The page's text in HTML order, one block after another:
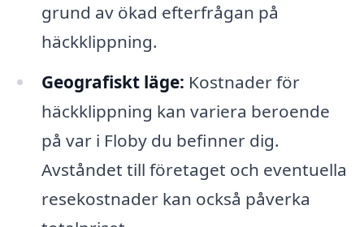
grund av ökad efterfrågan på
häckklippning.
Geografiskt läge: Kostnader för
häckklippning kan variera beroende
på var i Floby du befinner dig.
Avståndet till företaget och eventuella
resekostnader kan också påverka